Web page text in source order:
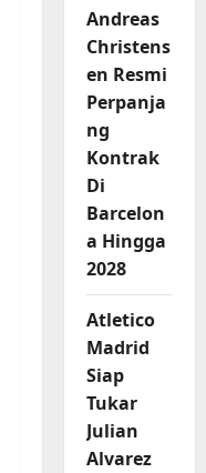
Andreas
Christens
en Resmi
Perpanja
ng
Kontrak
Di
Barcelon
a Hingga
2028
Atletico
Madrid
Siap
Tukar
Julian
Alvarez